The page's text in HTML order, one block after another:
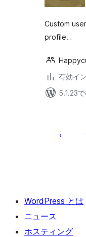
Custom
profile…
有効イ
5.1.23
送
り
WordPress とは
ニュース
ホスティング